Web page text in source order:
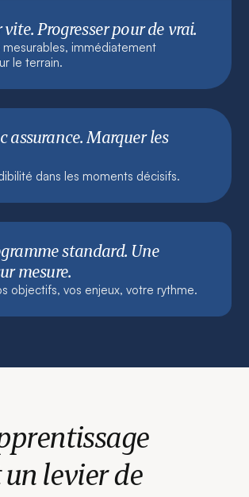
vite. Progresser pour de vrai.
mesurables, immédiatement
le terrain.
assurance. Marquer les
dans les moments décisifs.
standard. Une
mesure.
objectifs, vos enjeux, votre rythme.
levier de